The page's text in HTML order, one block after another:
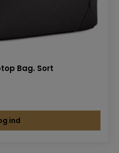
Bag. Sort
ind